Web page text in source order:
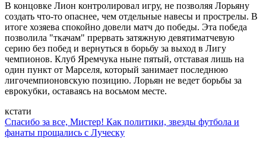
В концовке Лион контролировал игру, не позволяя Лорьяну
создать что-то опаснее, чем отдельные навесы и прострелы. В
итоге хозяева спокойно довели матч до победы. Эта победа
позволила "ткачам" прервать затяжную девятиматчевую
серию без побед и вернуться в борьбу за выход в Лигу
чемпионов. Клуб Яремчука ныне пятый, отставая лишь на
один пункт от Марселя, который занимает последнюю
лигочемпионовскую позицию. Лорьян не ведет борьбы за
еврокубки, оставаясь на восьмом месте.
кстати
Спасибо за все, Мистер! Как политики, звезды футбола и
фанаты прощались с Луческу